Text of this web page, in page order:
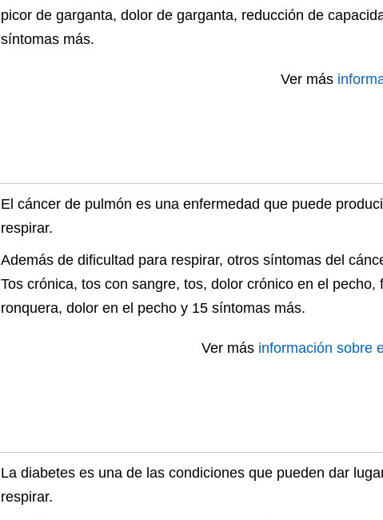
picor de garganta, dolor de garganta, reducción de
síntomas más.
Ver más
El cáncer de pulmón es una enfermedad que puede
respirar.
Además de dificultad para respirar, otros síntomas del
Tos crónica, tos con sangre, tos, dolor crónico en el pecho,
ronquera, dolor en el pecho y 15 síntomas más.
Ver más información sobre
La diabetes es una de las condiciones que pueden dar
respirar.